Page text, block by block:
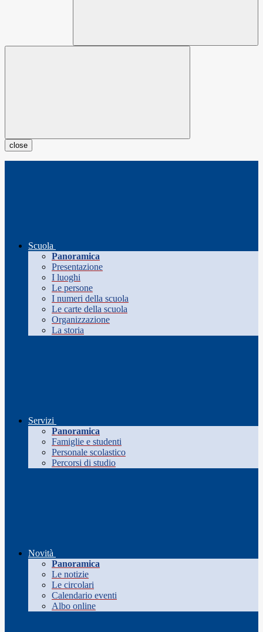
close
Scuola
Panoramica
Presentazione
I luoghi
Le persone
I numeri della scuola
Le carte della scuola
Organizzazione
La storia
Servizi
Panoramica
Famiglie e studenti
Personale scolastico
Percorsi di studio
Novità
Panoramica
Le notizie
Le circolari
Calendario eventi
Albo online